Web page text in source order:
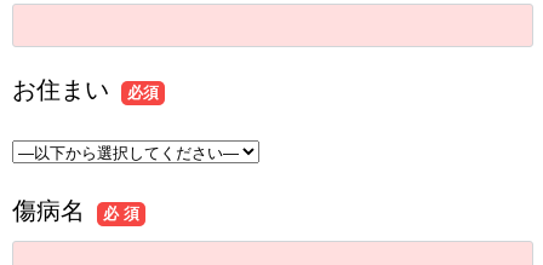
お住まい 必須
傷病名 必 須